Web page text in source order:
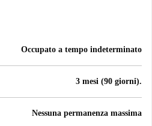
Occupato a tempo indeterminato
3 mesi (90 giorni).
Nessuna permanenza massima